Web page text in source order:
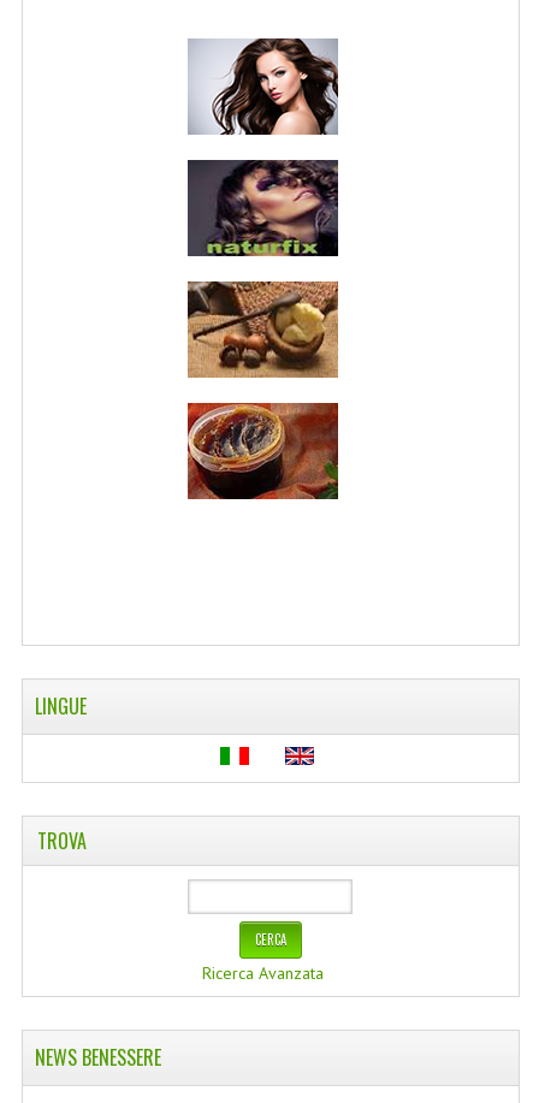
NORMATIVA PRIVACY
CONDIZIONI DI VENDITA
MAPPA DEL SITO
BUONO REGALO F.A.Q.
BUONI SCONTO
CANCELLA NEWSLETTER
BLOG
FREE-INFO
PIANTE
CORPO
OLI ESSENZIALI
FITOTERAPIA NEWS
FIORI DI BACH
MONDO MANCINO
PINTEREST
TUMBLR
SCAMBIO LINKS
LINGUE
TROVA
Ricerca Avanzata
NEWS BENESSERE